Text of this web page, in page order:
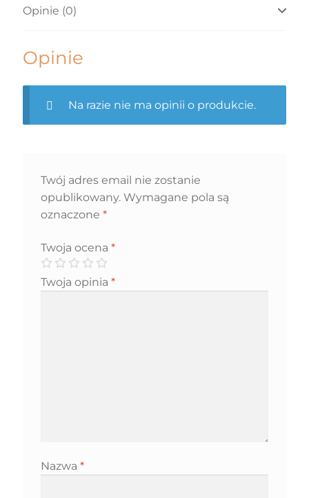
Opinie (0)
Opinie
Na razie nie ma opinii o produkcie.
Twój adres email nie zostanie
opublikowany. Wymagane pola są
oznaczone *
Twoja ocena *
Twoja opinia *
Nazwa *